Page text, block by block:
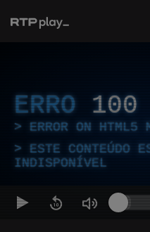
ERRO 100
ERROR ON HTML5
ESTE CONTEÚDO
INDISPONÍVEL